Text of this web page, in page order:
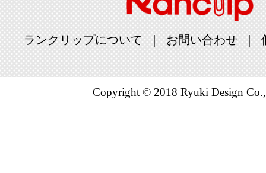
ランクリップについて お問い合わせ
Copyright © 2018 Ryuki Design